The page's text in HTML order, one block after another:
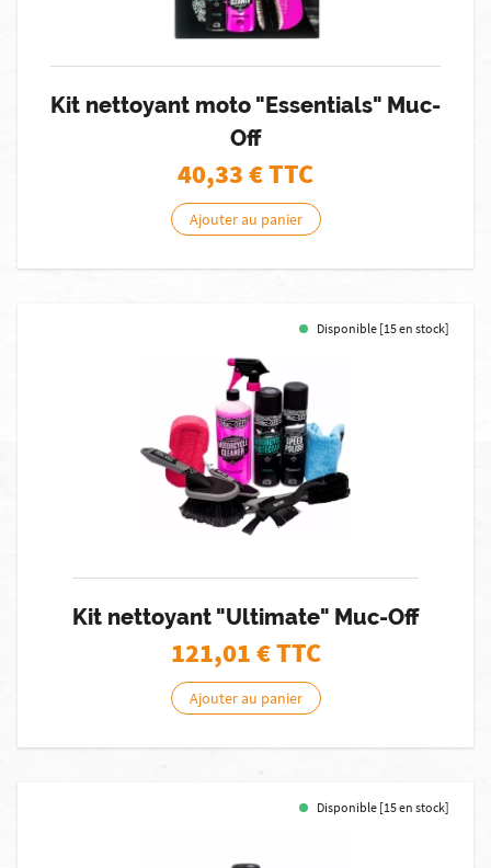
Kit nettoyant moto "Essentials" Muc-
Off
40,33€ TTC
Ajouter au panier
Disponible [15 en stock]
Kit nettoyant "Ultimate" Muc-Off
121,01€ TTC
Ajouter au panier
Disponible [15 en stock]